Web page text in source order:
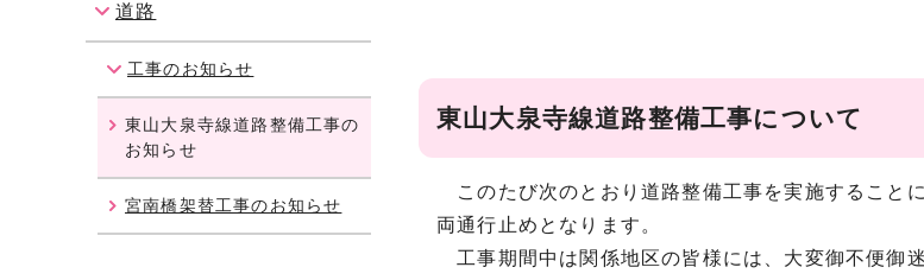
東山大泉寺線道路整備工事について
このたび次のとおり道路整備工事を実施すること
両通行止めとなります。
工事期間中は関係地区の皆様には、大変御不便御
道路
工事のお知らせ
東山大泉寺線道路整備工事の
お知らせ
宮南橋架替工事のお知らせ